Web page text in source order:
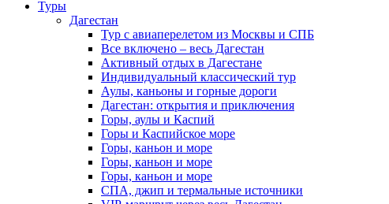
Туры
Дагестан
Тур с авиаперелетом из Москвы и СПБ
Все включено – весь Дагестан
Активный отдых в Дагестане
Индивидуальный классический тур
Аулы, каньоны и горные дороги
Дагестан: открытия и приключения
Горы, аулы и Каспий
Горы и Каспийское море
Горы, каньон и море
Горы, каньон и море
Горы, каньон и море
СПА, джип и термальные источники